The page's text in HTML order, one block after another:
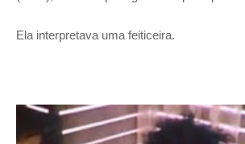
Ela interpretava uma feiticeira.